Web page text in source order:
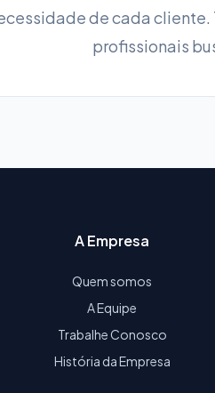
de cada cliente.
profissionais
A Empresa
Quem somos
A Equipe
Trabalhe Conosco
História da Empresa